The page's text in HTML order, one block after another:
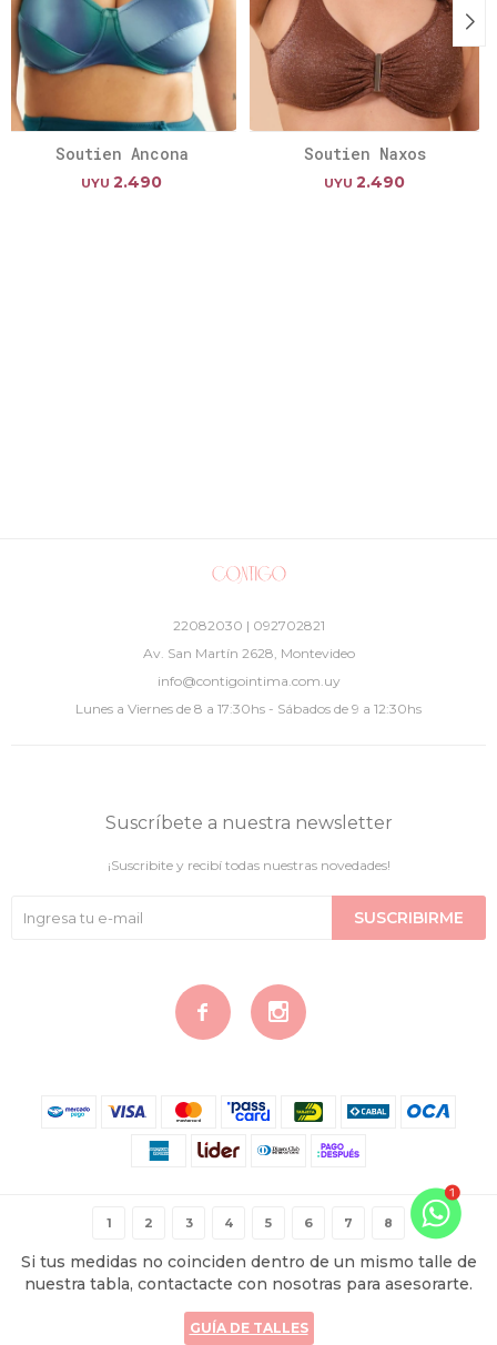
1 2 3 4 5 6 7 8
Si tus medidas no coinciden dentro de un mismo talle de
nuestra tabla, contactacte con nosotras para asesorarte.
GUÍA DE TALLES
Soutien Ancona
UYU 2.490
Soutien Naxos
UYU 2.490
22082030 | 092702821
Av. San Martín 2628, Montevideo
info@contigointima.com.uy
Lunes a Viernes de 8 a 17:30hs - Sábados de 9 a 12:30hs
Suscríbete a nuestra newsletter
¡Suscribite y recibí todas nuestras novedades!
SUSCRIBIRME
 